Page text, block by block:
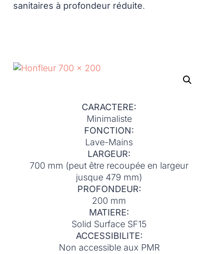
sanitaires à profondeur réduite.
CARACTERE:
Minimaliste
FONCTION:
Lave-Mains
LARGEUR:
700 mm (peut être recoupée en largeur
jusque 479 mm)
PROFONDEUR:
200 mm
MATIERE:
Solid Surface SF15
ACCESSIBILITE:
Non accessible aux PMR